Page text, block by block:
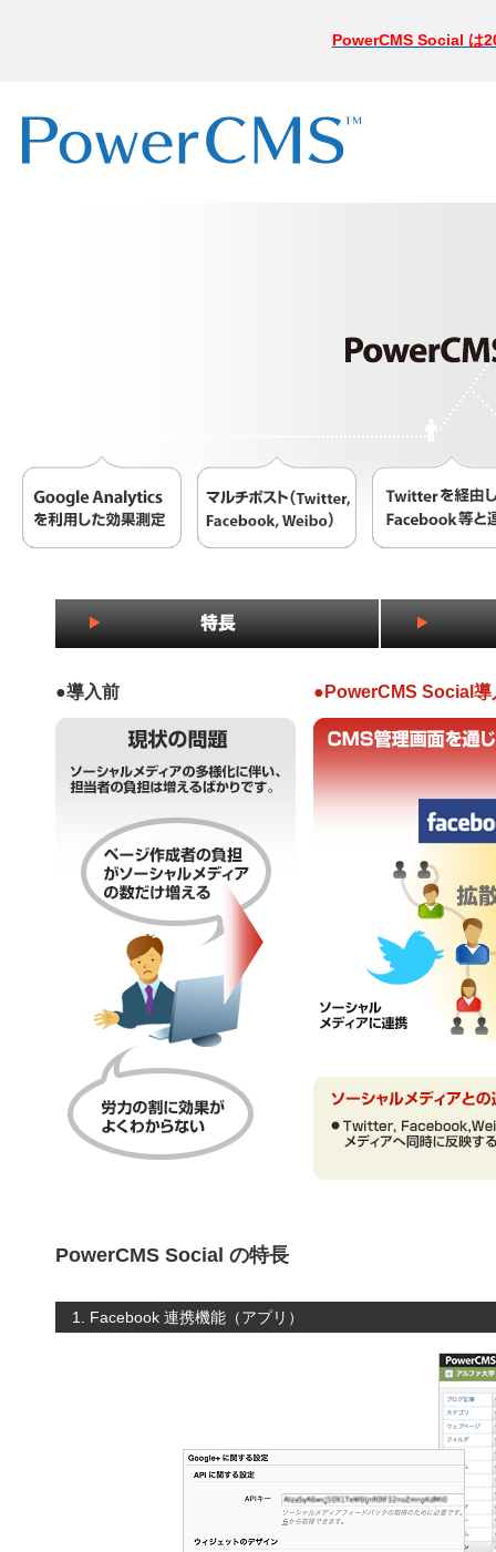
PowerCMS Social は
●導入前 ●PowerCMS Social導
PowerCMS Social の特長
1. Facebook 連携機能（アプリ）